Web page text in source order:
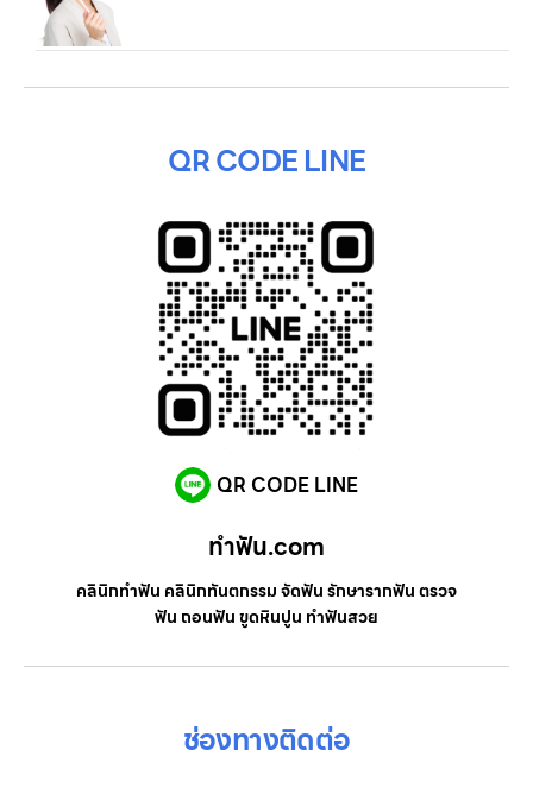
QR CODE LINE
QR CODE LINE
ทําฟัน.com
คลินิกทำฟัน คลินิกทันตกรรม จัดฟัน รักษารากฟัน ตรวจ
ฟัน ถอนฟัน ขูดหินปูน ทำฟันสวย
ช่องทางติดต่อ